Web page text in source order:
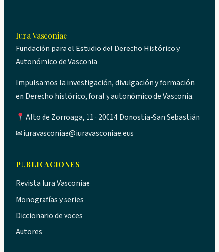
Iura Vasconiae
Fundación para el Estudio del Derecho Histórico y
Autonómico de Vasconia
Impulsamos la investigación, divulgación y formación
en Derecho histórico, foral y autonómico de Vasconia.
Alto de Zorroaga, 11 · 20014 Donostia-San Sebastián
✉iuravasconiae@iuravasconiae.eus
PUBLICACIONES
Revista Iura Vasconiae
Monografías y series
Diccionario de voces
Autores